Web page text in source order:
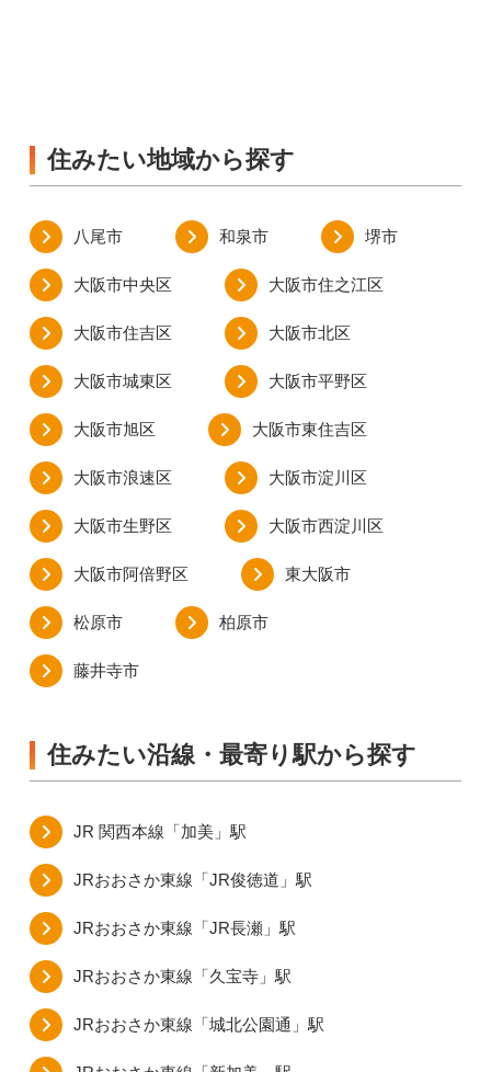
住みたい地域から探す
八尾市 和泉市 堺市
大阪市中央区 大阪市住之江区
大阪市住吉区 大阪市北区
大阪市城東区 大阪市平野区
大阪市旭区 大阪市東住吉区
大阪市浪速区 大阪市淀川区
大阪市生野区 大阪市西淀川区
大阪市阿倍野区 東大阪市
松原市 柏原市
藤井寺市
住みたい沿線・最寄り駅から探す
JR 関西本線「加美」駅
JRおおさか東線「JR俊徳道」駅
JRおおさか東線「JR長瀬」駅
JRおおさか東線「久宝寺」駅
JRおおさか東線「城北公園通」駅